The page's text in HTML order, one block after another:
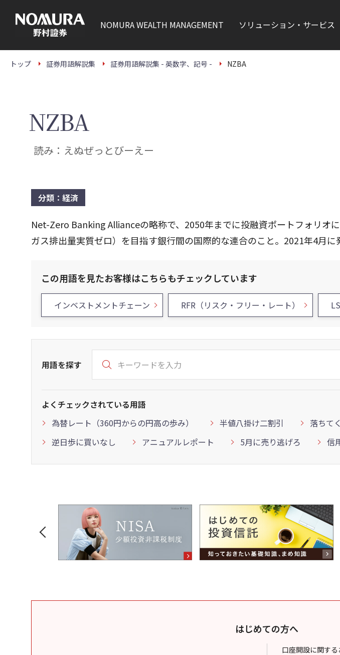
本
NOMURAWEALTH MANAGEMENT ソリューション・サービス
トップ 証券用語解説集 証券用語解説集 - 英数字、記号 - NZBA
NZBA
読み：えぬぜっとびーえー
分類：経済
Net-Zero Banking Allianceの略称で、2050年までに投融資ポートフォリオ
ガス排出量実質ゼロ）を目指す銀行間の国際的な連合のこと。2021年4月に
この用語を見たお客様はこちらもチェックしています
インベストメントチェーン RFR（リスク・フリー・レート）
用語を探す
よくチェックされている用語
為替レート（360円からの円高の歩み）
半値八掛け二割引
落ちて
逆日歩に買いなし
アニュアルレポート 5月に売り逃げろ 信
はじめての方へ
口座開設に関す